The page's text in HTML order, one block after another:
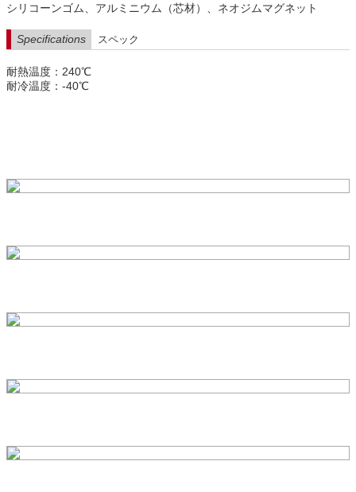
シリコーンゴム、アルミニウム（芯材）、ネオジムマグネット
Specifications スペック
耐熱温度：240℃
耐冷温度：-40℃